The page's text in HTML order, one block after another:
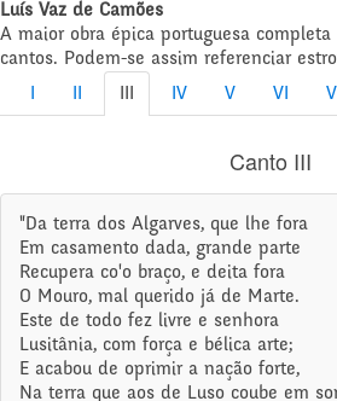
Luís Vaz de Camões
A maior obra épica portuguesa
cantos. Podem-se assim referenciar
IV V VI VII
Canto III
"Da terra dos Algarves, que lhe fora
Em casamento dada, grande parte
Recupera co'o braço, e deita fora
O Mouro, mal querido já de Marte.
Este de todo fez livre e senhora
Lusitânia, com força e bélica arte;
E acabou de oprimir a nação forte,
Na terra que aos de Luso coube em